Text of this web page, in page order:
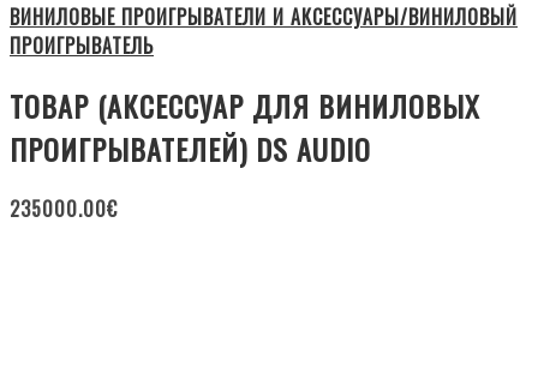
ВИНИЛОВЫЕ ПРОИГРЫВАТЕЛИ И АКСЕССУАРЫ/ВИНИЛОВЫЙ
ПРОИГРЫВАТЕЛЬ
ТОВАР (АКСЕССУАР ДЛЯ ВИНИЛОВЫХ
ПРОИГРЫВАТЕЛЕЙ) DS AUDIO
235000.00€